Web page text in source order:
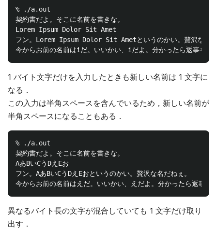
% ./a.out
契約書だよ。そこに名前を書きな。
Lorem Ipsum Dolor Sit Amet
フン。Lorem Ipsum Dolor Sit Ametというのかい。贅沢な名
1 バイト文字だけを入力したときも新しい名前は 1 文字に
なる．
この入力は半角スペースを含んでいるため，新しい名前が
半角スペースになることもある．
% ./a.out
契約書だよ。そこに名前を書きな。
AあBいCうDえEお
フン。AあBいCうDえEおというのかい。贅沢な名だねぇ。
異なるバイト長の文字が混合していても 1 文字だけ取り
出す．